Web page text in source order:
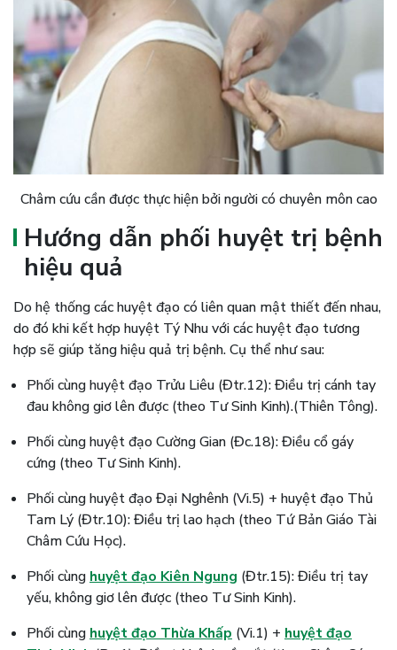
Châm cứu cần được thực hiện bởi người có chuyên môn cao
Hướng dẫn phối huyệt trị bệnh
hiệu quả
Do hệ thống các huyệt đạo có liên quan mật thiết đến nhau,
do đó khi kết hợp huyệt Tý Nhu với các huyệt đạo tương
hợp sẽ giúp tăng hiệu quả trị bệnh. Cụ thể như sau:
Phối cùng huyệt đạo Trửu Liêu (Đtr.12): Điều trị cánh tay
đau không giơ lên được (theo Tư Sinh Kinh).(Thiên Tông).
Phối cùng huyệt đạo Cường Gian (Đc.18): Điều cổ gáy
cứng (theo Tư Sinh Kinh).
Phối cùng huyệt đạo Đại Nghênh (Vi.5) + huyệt đạo Thủ
Tam Lý (Đtr.10): Điều trị lao hạch (theo Tứ Bản Giáo Tài
Châm Cứu Học).
Phối cùng huyệt đạo Kiên Ngung (Đtr.15): Điều trị tay
yếu, không giơ lên được (theo Tư Sinh Kinh).
Phối cùng huyệt đạo Thừa Khấp (Vi.1) + huyệt đạo